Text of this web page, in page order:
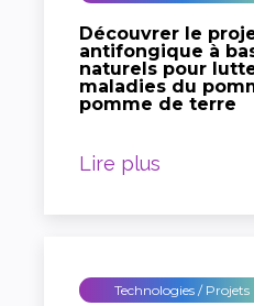
Découvrer le
antifongique à
naturels pour
maladies du
pomme de terre
Lire plus
Technologies / Projets